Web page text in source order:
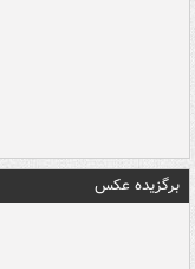
برگزیده عکس